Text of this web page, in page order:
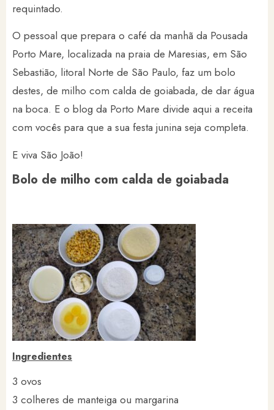
requintado.
O pessoal que prepara o café da manhã da Pousada
Porto Mare, localizada na praia de Maresias, em São
Sebastião, litoral Norte de São Paulo, faz um bolo
destes, de milho com calda de goiabada, de dar água
na boca. E o blog da Porto Mare divide aqui a receita
com vocês para que a sua festa junina seja completa.
E viva São João!
Bolo de milho com calda de goiabada
Ingredientes
3 ovos
3 colheres de manteiga ou margarina